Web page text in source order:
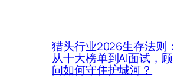
猎头行业2026生存法则：
从十大榜单到AI面试，顾
问如何守住护城河？